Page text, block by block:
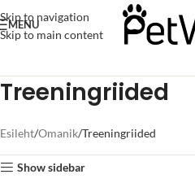
Skip to navigation
Skip to main content
MENU
Treeningriided
Esileht Omanik Treeningriided
Show sidebar